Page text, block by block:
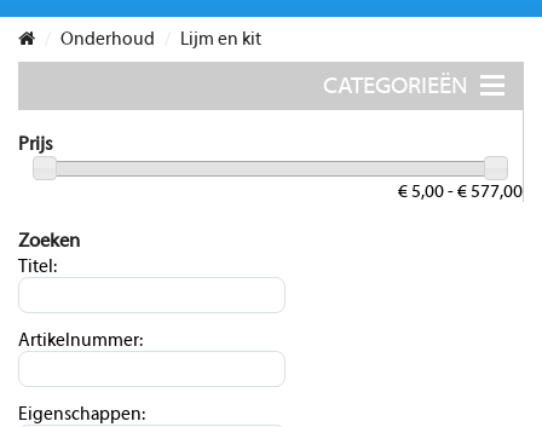
Onderhoud Lijm en kit
Prijs
€ 5,00 - € 577,00
Zoeken
Titel:
Artikelnummer:
Eigenschappen: